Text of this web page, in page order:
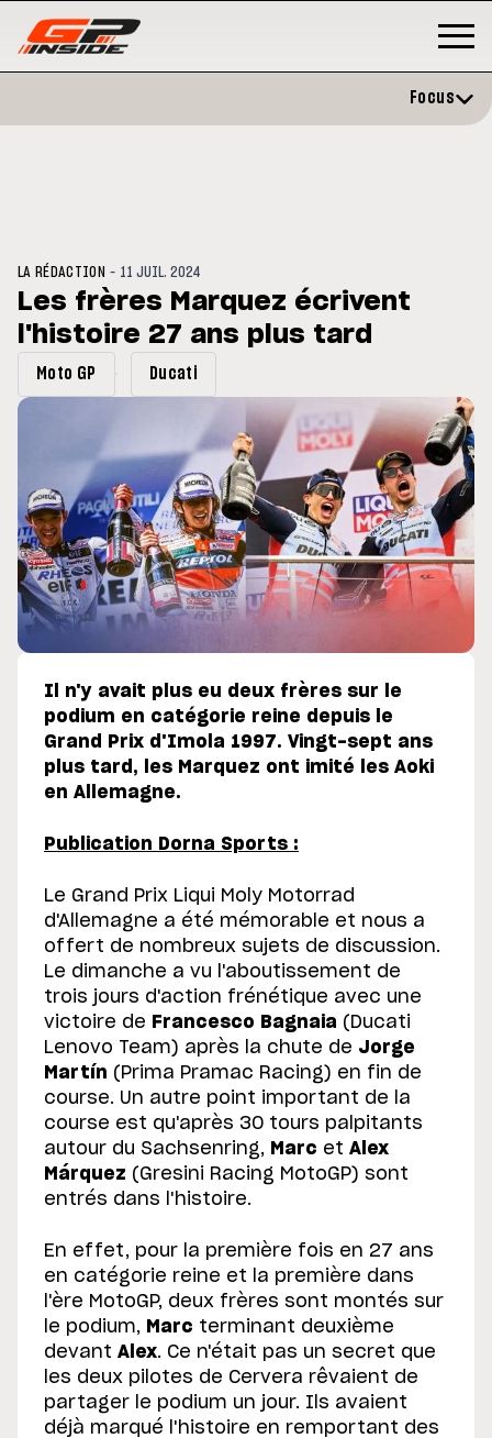
du GP de Grande-
MOTO GP
Focus
LA RÉDACTION - 11 JUIL. 2024
Les frères Marquez écrivent
l'histoire 27 ans plus tard
Moto GP Ducati
Il n'y avait plus eu deux frères sur le
podium en catégorie reine depuis le
Grand Prix d'Imola 1997. Vingt-sept ans
plus tard, les Marquez ont imité les Aoki
en Allemagne.
Publication Dorna Sports :
Le Grand Prix Liqui Moly Motorrad
d'Allemagne a été mémorable et nous a
offert de nombreux sujets de discussion.
Le dimanche a vu l'aboutissement de
trois jours d'action frénétique avec une
victoire de Francesco Bagnaia (Ducati
Lenovo Team) après la chute de Jorge
Martín (Prima Pramac Racing) en fin de
course. Un autre point important de la
course est qu'après 30 tours palpitants
autour du Sachsenring, Marc et Alex
Márquez (Gresini Racing MotoGP) sont
entrés dans l'histoire.
En effet, pour la première fois en 27 ans
en catégorie reine et la première dans
l'ère MotoGP, deux frères sont montés sur
le podium, Marc terminant deuxième
devant Alex. Ce n'était pas un secret que
les deux pilotes de Cervera rêvaient de
partager le podium un jour. Ils avaient
déjà marqué l'histoire en remportant des